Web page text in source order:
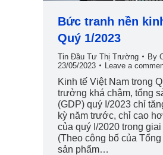
Bức tranh nền
Quý 1/2023
Tin Đầu Tư Thị Trường By
23/05/2023
Leave a
Kinh tế Việt Nam trong
trưởng khá chậm, tổng
(GDP) quý I/2023 chỉ
kỳ năm trước, chỉ cao
của quý I/2020 trong
(Theo công bố của
sản phẩm…